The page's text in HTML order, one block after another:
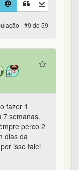
- #9 de 59
fazer 1
7 semanas.
perco 2
dias da
isso falei